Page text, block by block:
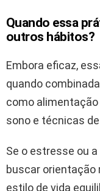
Quando essa
outros hábitos?
Embora eficaz,
quando
como alimentação
sono e técnicas
Se o estresse ou
buscar orientação
estilo de vida